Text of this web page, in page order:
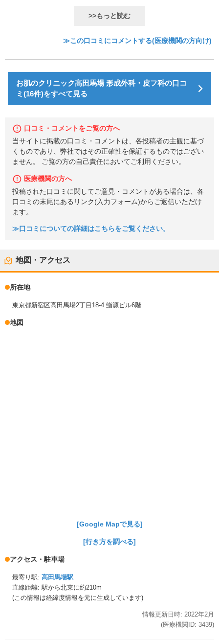
>>もっと読む
≫この口コミにコメントする(医療機関の方向け)
お肌のクリニック高田馬場 形成外科・皮フ科の口コ
ミ(16件)をすべて見る
口コミ・コメントをご覧の方へ
当サイトに掲載の口コミ・コメントは、各投稿者の主観に基づ
くものであり、弊社ではその正確性を保証するものではござい
ません。 ご覧の方の自己責任においてご利用ください。
医療機関の方へ
投稿された口コミに関してご意見・コメントがある場合は、各
口コミの末尾にあるリンク(入力フォーム)からご返信いただけ
ます。
≫口コミについての詳細はこちらをご覧ください。
地図・アクセス
所在地
東京都新宿区高田馬場2丁目18-4 鮨源ビル6階
地図
[Google Mapで見る]
[行き方を調べる]
アクセス・駐車場
最寄り駅: 高田馬場駅
直線距離: 駅から北東に約210m
(この情報は経緯度情報を元に生成しています)
情報更新日時: 2022年2月
(医療機関ID: 3439)